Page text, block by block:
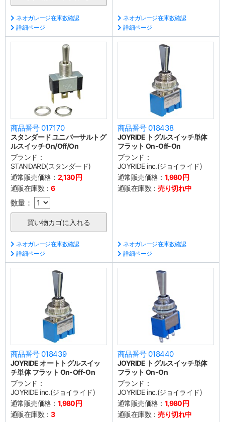
ネオガレージ在庫数確認
詳細ページ
ネオガレージ在庫数確認
詳細ページ
商品番号 017170
スタンダード ユニバーサルトグ
ルスイッチ On/Off/On
ブランド：
STANDARD(スタンダード)
通常販売価格： 2,130円
通販在庫数：6
数量：
ネオガレージ在庫数確認
詳細ページ
商品番号 018438
JOYRIDE トグルスイッチ単体
フラット On-Off-On
ブランド：
JOYRIDE inc.(ジョイライド)
通常販売価格： 1,980円
通販在庫数：売り切れ中
ネオガレージ在庫数確認
詳細ページ
商品番号 018439
JOYRIDE オートトグルスイッ
チ単体 フラット On-Off-On
ブランド：
JOYRIDE inc.(ジョイライド)
通常販売価格： 1,980円
通販在庫数：3
商品番号 018440
JOYRIDE トグルスイッチ単体
フラット On-On
ブランド：
JOYRIDE inc.(ジョイライド)
通常販売価格： 1,980円
通販在庫数：売り切れ中